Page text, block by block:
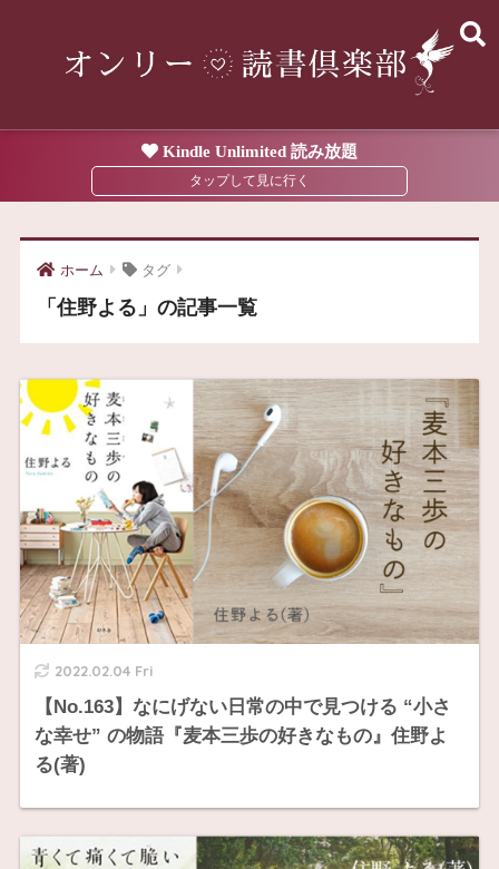
Kindle Unlimited 読み放題
ホーム タグ
「住野よる」の記事一覧
2022.02.04 Fri
【No.163】なにげない日常の中で見つける “小さ
な幸せ” の物語『麦本三歩の好きなもの』住野よ
る(著)